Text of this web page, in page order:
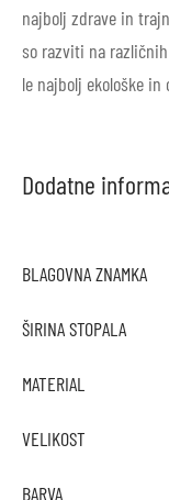
najbolj zdrave in
so razviti na
le najbolj ekološke in
Dodatne
BLAGOVNA ZNAMKA
ŠIRINA STOPALA
MATERIAL
VELIKOST
BARVA